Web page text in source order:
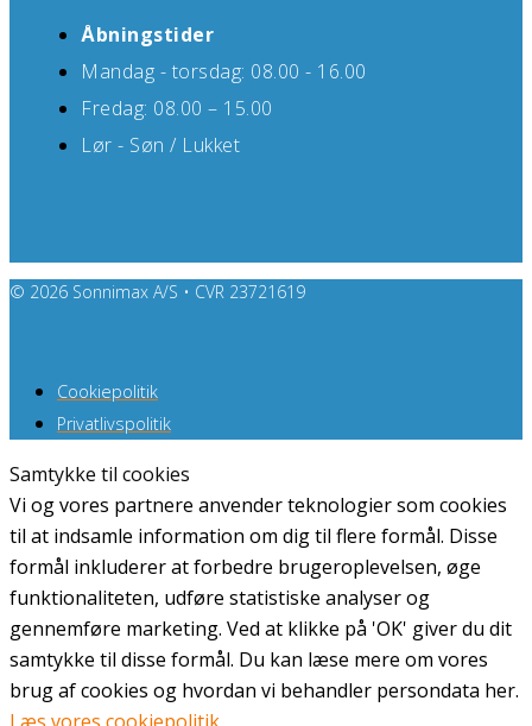
Åbningstider
Mandag - torsdag: 08.00 - 16.00
Fredag: 08.00 – 15.00
Lør - Søn / Lukket
© 2026 Sonnimax A/S • CVR 23721619
Cookiepolitik
Privatlivspolitik
Samtykke til cookies
Vi og vores partnere anvender teknologier som cookies
til at indsamle information om dig til flere formål. Disse
formål inkluderer at forbedre brugeroplevelsen, øge
funktionaliteten, udføre statistiske analyser og
gennemføre marketing. Ved at klikke på 'OK' giver du dit
samtykke til disse formål. Du kan læse mere om vores
brug af cookies og hvordan vi behandler persondata her.
Læs vores cookiepolitik